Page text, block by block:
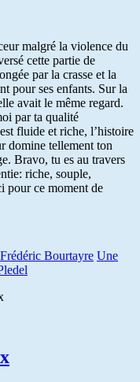
malgré la violence du
cette partie de
par la crasse et la
pour ses enfants. Sur la
avait le même regard.
par ta qualité
fluide et riche, l’histoire
domine tellement ton
Bravo, tu es au travers
riche, souple,
pour ce moment de
Bourtayre Une